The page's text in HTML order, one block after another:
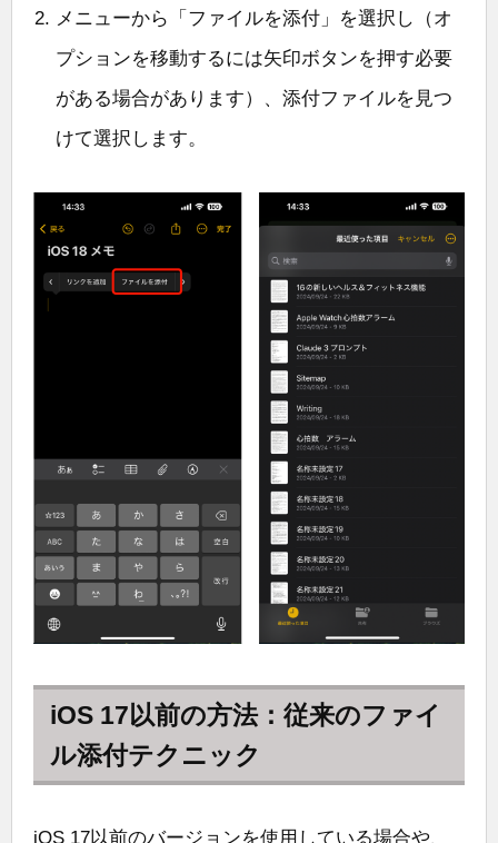
メニューから「ファイルを添付」を選択し（オ
プションを移動するには矢印ボタンを押す必要
がある場合があります）、添付ファイルを見つ
けて選択します。
iOS 17以前の方法：従来のファイ
ル添付テクニック
iOS 17以前のバージョンを使用している場合や、